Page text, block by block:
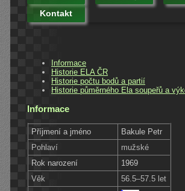
Kontakt
Informace
Historie ELA ČR
Historie počtu bodů a partií
Historie půměrného Ela soupeřů a
Informace
Příjmení a jméno
Bakule Petr
Pohlaví
mužské
Rok narození
1969
Věk
56.5–57.5 let